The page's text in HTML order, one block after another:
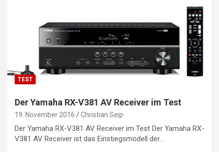
TEST
Der Yamaha RX-V381 AV Receiver im Test
19. November 2016 Christian Seip
Der Yamaha RX-V381 AV Receiver im Test Der Yamaha RX-
V381 AV Receiver ist das Einstiegsmodell der…